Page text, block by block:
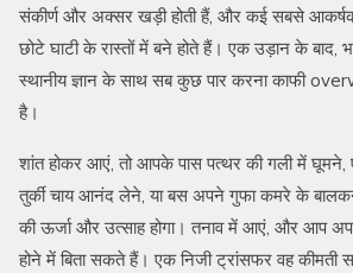
संकीर्ण और अक्सर खड़ी होती हैं, और कई सबसे आकर्षक
छोटे घाटी के रास्तों में बने होते हैं। एक उड़ान के बाद,
स्थानीय ज्ञान के साथ सब कुछ पार करना काफी
है।
शांत होकर आएं, तो आपके पास पत्थर की गली में
तुर्की चाय आनंद लेने, या बस अपने गुफा कमरे के
की ऊर्जा और उत्साह होगा। तनाव में आएं, और आप
होने में बिता सकते हैं। एक निजी ट्रांसफर वह कीमती